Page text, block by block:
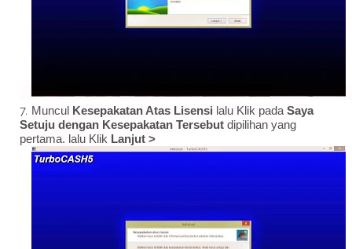
Muncul Kesepakatan Atas Lisensi lalu Klik padaSaya
Setuju dengan Kesepakatan Tersebut dipilihan yang
pertama. lalu Klik Lanjut >